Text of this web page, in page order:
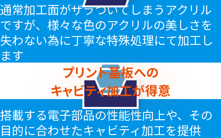
通常加工面がザラついてしまうアクリル
ですが、様々な色のアクリルの美しさを
失わない為に丁寧な特殊処理にて加工し
ます
プリント基板への
キャビティ加工が得意
搭載する電子部品の性能性向上や、その
目的に合わせたキャビティ加工を提供